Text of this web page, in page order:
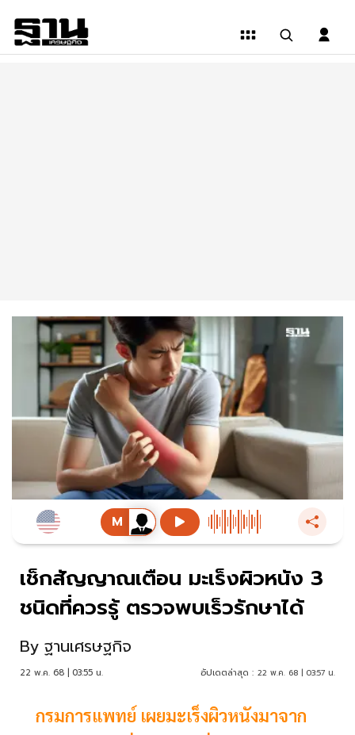
เช็กสัญญาณเตือน มะเร็งผิวหนัง 3
ชนิดที่ควรรู้ ตรวจพบเร็วรักษาได้
By ฐานเศรษฐกิจ
22 พ.ค. 68 | 03:55 น. อัปเดตล่าสุด : 22 พ.ค. 68 | 03:57 น.
กรมการแพทย์ เผยมะเร็งผิวหนังมาจาก